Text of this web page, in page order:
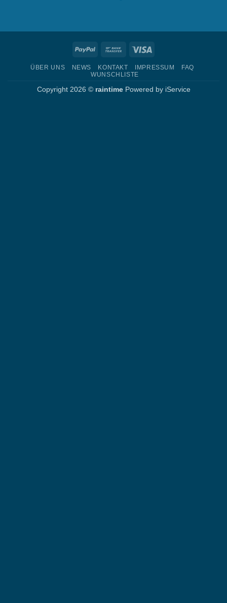
PayPal
Bank
ÜBER UNS NEWS KONTAKT IMPRESSUM
FAQ
WUNSCHLISTE
Copyright 2026 © raintimePowered by iService